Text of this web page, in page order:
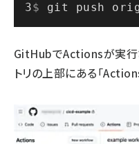
$ git push
GitHubでActionsが実行
トリの上部にある「